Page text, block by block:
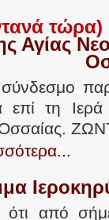
τώρα)
Αγίας
επί τη
Οσσαίας.
ότι από